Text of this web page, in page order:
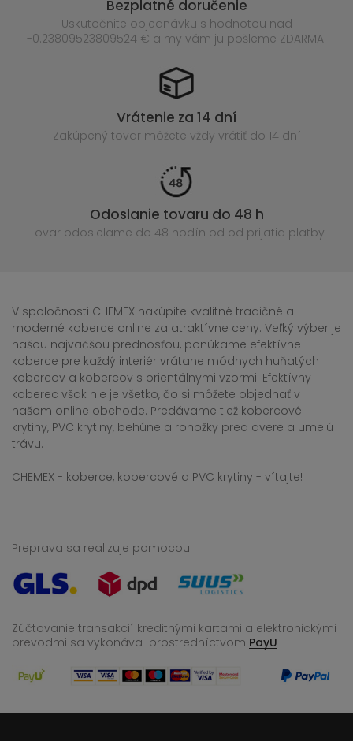
Bezplatné doručenie
Uskutočnite objednávku s hodnotou nad
-0.23809523809524 € a my vám ju pošleme ZDARMA!
Vrátenie za 14 dní
Zakúpený tovar môžete vždy vrátiť do 14 dní
Odoslanie tovaru do 48 h
Tovar odosielame do 48 hodín od od prijatia platby
V spoločnosti CHEMEX nakúpite kvalitné tradičné a
moderné koberce online za atraktívne ceny. Veľký výber je
našou najväčšou prednosťou, ponúkame efektívne
koberce pre každý interiér vrátane módnych huňatých
kobercov a kobercov s orientálnymi vzormi. Efektívny
koberec však nie je všetko, čo si môžete objednať v
našom online obchode. Predávame tiež kobercové
krytiny, PVC krytiny, behúne a rohožky pred dvere a umelú
trávu.
CHEMEX - koberce, kobercové a PVC krytiny - vítajte!
Preprava sa realizuje pomocou:
Zúčtovanie transakcií kreditnými kartami a elektronickými
prevodmi sa vykonáva prostredníctvom PayU